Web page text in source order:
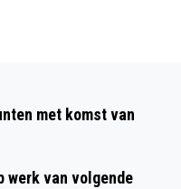
met komst van
werk van volgende